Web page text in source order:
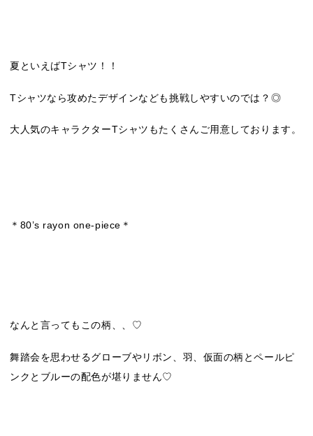
夏といえばTシャツ！！
Tシャツなら攻めたデザインなども挑戦しやすいのでは？◎
大人気のキャラクターTシャツもたくさんご用意しております。
＊80’s rayon one-piece＊
なんと言ってもこの柄、、♡
舞踏会を思わせるグローブやリボン、羽、仮面の柄とペールピ
ンクとブルーの配色が堪りません♡